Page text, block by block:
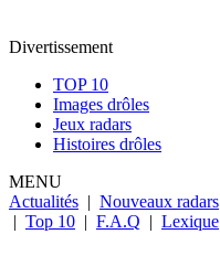
Divertissement
TOP 10
Images drôles
Jeux radars
Histoires drôles
MENU
Actualités | Nouveaux radars
| Top 10 | F.A.Q | Lexique